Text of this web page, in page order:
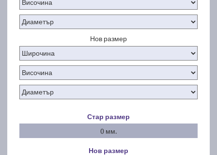
Нов размер
Стар размер
0 мм.
Нов размер